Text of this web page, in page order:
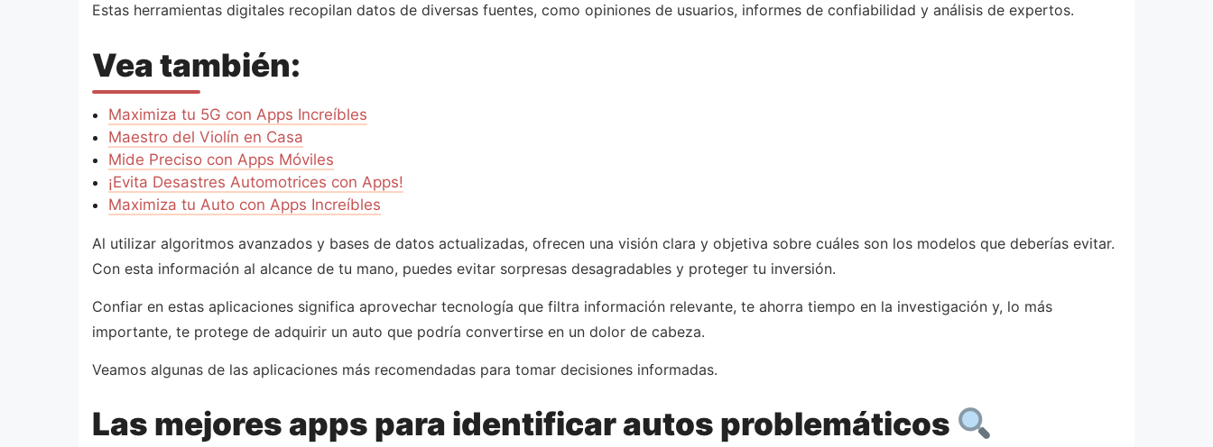
Estas herramientas digitales recopilan datos de diversas fuentes, como opiniones de usuarios, informes de confiabilidad y análisis de expertos.
Vea también:
Maximiza tu 5G con Apps Increíbles
Maestro del Violín en Casa
Mide Preciso con Apps Móviles
¡Evita Desastres Automotrices con Apps!
Maximiza tu Auto con Apps Increíbles
Al utilizar algoritmos avanzados y bases de datos actualizadas, ofrecen una visión clara y objetiva sobre cuáles son los modelos que deberías evitar.
Con esta información al alcance de tu mano, puedes evitar sorpresas desagradables y proteger tu inversión.
Confiar en estas aplicaciones significa aprovechar tecnología que filtra información relevante, te ahorra tiempo en la investigación y, lo más
importante, te protege de adquirir un auto que podría convertirse en un dolor de cabeza.
Veamos algunas de las aplicaciones más recomendadas para tomar decisiones informadas.
Las mejores apps para identificar autos problemáticos